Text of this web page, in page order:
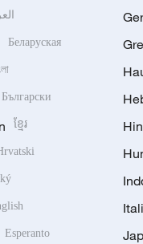
Беларуская
Български
ខ្មែរ
Esperanto